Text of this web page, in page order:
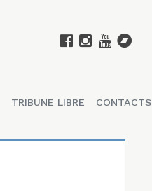
TRIBUNE LIBRE CONTACTS